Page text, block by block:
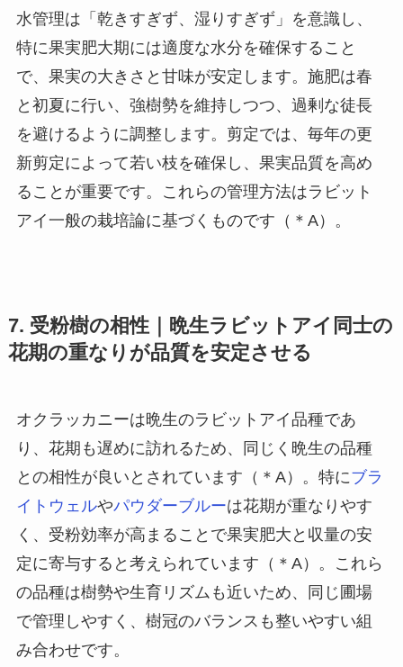
水管理は「乾きすぎず、湿りすぎず」を意識し、
特に果実肥大期には適度な水分を確保すること
で、果実の大きさと甘味が安定します。施肥は春
と初夏に行い、強樹勢を維持しつつ、過剰な徒長
を避けるように調整します。剪定では、毎年の更
新剪定によって若い枝を確保し、果実品質を高め
ることが重要です。これらの管理方法はラビット
アイ一般の栽培論に基づくものです（＊A）。
7. 受粉樹の相性｜晩生ラビットアイ同士の
花期の重なりが品質を安定させる
オクラッカニーは晩生のラビットアイ品種であ
り、花期も遅めに訪れるため、同じく晩生の品種
との相性が良いとされています（＊A）。特にブラ
イトウェルやパウダーブルーは花期が重なりやす
く、受粉効率が高まることで果実肥大と収量の安
定に寄与すると考えられています（＊A）。これら
の品種は樹勢や生育リズムも近いため、同じ圃場
で管理しやすく、樹冠のバランスも整いやすい組
み合わせです。